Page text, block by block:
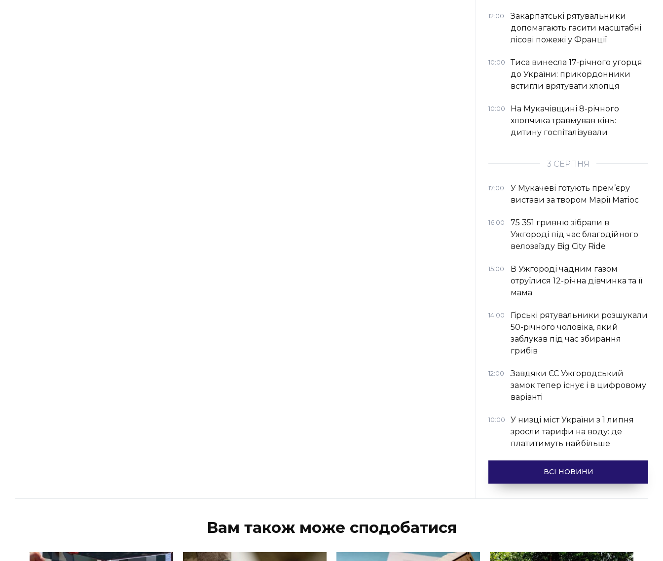
12:00
Закарпатські рятувальники
допомагають гасити масштабні
лісові пожежі у Франції
10:00
Тиса винесла 17-річного угорця
до України: прикордонники
встигли врятувати хлопця
10:00
На Мукачівщині 8-річного
хлопчика травмував кінь:
дитину госпіталізували
3 СЕРПНЯ
17:00
У Мукачеві готують прем’єру
вистави за твором Марії Матіос
16:00
75 351 гривню зібрали в
Ужгороді під час благодійного
велозаїзду Big Сity Ride
15:00
В Ужгороді чадним газом
отруїлися 12-річна дівчинка та її
мама
14:00
Гірські рятувальники розшукали
50-річного чоловіка, який
заблукав під час збирання
грибів
12:00
Завдяки ЄС Ужгородський
замок тепер існує і в цифровому
варіанті
10:00
У низці міст України з 1 липня
зросли тарифи на воду: де
платитимуть найбільше
ВСІ НОВИНИ
Вам також може сподобатися